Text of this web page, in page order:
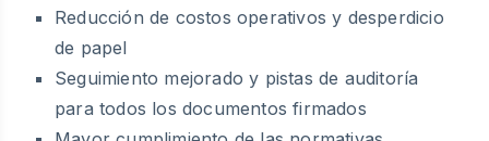
Reducción de costos operativos y desperdicio
de papel
Seguimiento mejorado y pistas de auditoría
para todos los documentos firmados